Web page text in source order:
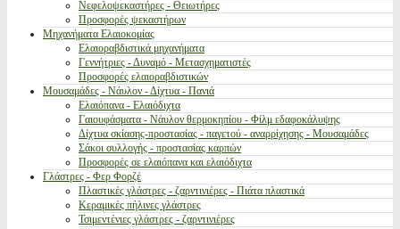
Νεφελοψεκαστήρες - Θειωτήρες
Προσφορές ψεκαστήρων
Μηχανήματα Ελαιοκομίας
Ελαιοραβδιστικά μηχανήματα
Γεννήτριες - Δυναμό - Μετασχηματιστές
Προσφορές ελαιοραβδιστικών
Μουσαμάδες - Νάυλον - Δίχτυα - Πανιά
Ελαιόπανα - Ελαιόδιχτα
Γαιουφάσματα - Νάυλον θερμοκηπίου - Φίλμ εδαφοκάλυψης
Δίχτυα σκίασης-προστασίας - παγετού - αναρρίχησης - Μουσαμάδες
Σάκοι συλλογής - προστασίας καρπών
Προσφορές σε ελαιόπανα και ελαιόδιχτα
Γλάστρες - Φερ Φορζέ
Πλαστικές γλάστρες - ζαρντινιέρες - Πιάτα πλαστικά
Κεραμικές πήλινες γλάστρες
Τσιμεντένιες γλάστρες - ζαρντινιέρες